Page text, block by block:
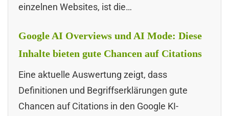
einzelnen Websites, ist die…
Google AI Overviews und AI Mode: Diese
Inhalte bieten gute Chancen auf Citations
Eine aktuelle Auswertung zeigt, dass
Definitionen und Begriffserklärungen gute
Chancen auf Citations in den Google KI-